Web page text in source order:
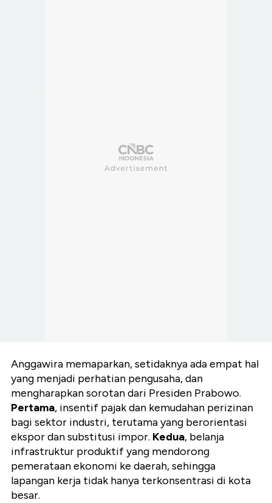
Anggawira memaparkan, setidaknya ada empat hal
yang menjadi perhatian pengusaha, dan
mengharapkan sorotan dari Presiden Prabowo.
Pertama, insentif pajak dan kemudahan perizinan
bagi sektor industri, terutama yang berorientasi
ekspor dan substitusi impor. Kedua, belanja
infrastruktur produktif yang mendorong
pemerataan ekonomi ke daerah, sehingga
lapangan kerja tidak hanya terkonsentrasi di kota
besar.